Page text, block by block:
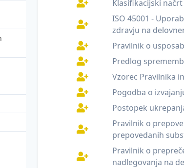
dela
Klasifikacijski
ISO 45001 -
zdravju na
Pravilnik o
Predlog
Vzorec Pravilnika
Pogodba o
Postopek
Pravilnik o
prepovedanih
Pravilnik o
nadlegovanja na